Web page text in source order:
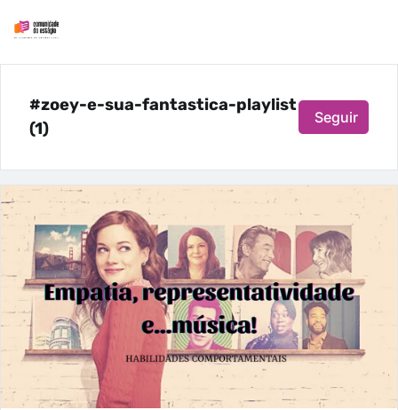
#zoey-e-sua-fantastica-playlist
(1)
Seguir